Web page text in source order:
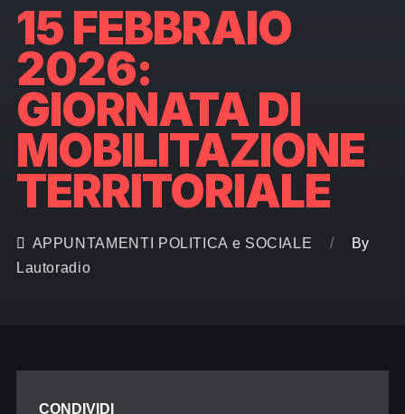
15 FEBBRAIO
2026:
GIORNATA DI
MOBILITAZIONE
TERRITORIALE
APPUNTAMENTI POLITICA e SOCIALE
By
Lautoradio
CONDIVIDI